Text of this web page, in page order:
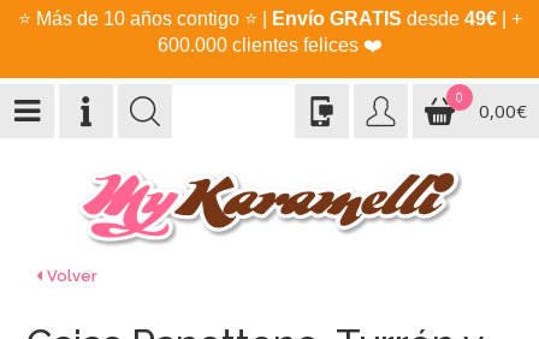
⭐ Más de 10 años contigo ⭐ Envío GRATIS desde 49€| +
600.000 clientes felices ❤️
0
0,00€
Volver